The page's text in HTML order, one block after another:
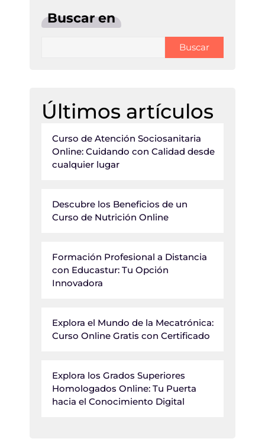
Buscar en
Buscar
Últimos artículos
Curso de Atención Sociosanitaria
Online: Cuidando con Calidad desde
cualquier lugar
Descubre los Beneficios de un
Curso de Nutrición Online
Formación Profesional a Distancia
con Educastur: Tu Opción
Innovadora
Explora el Mundo de la Mecatrónica:
Curso Online Gratis con Certificado
Explora los Grados Superiores
Homologados Online: Tu Puerta
hacia el Conocimiento Digital